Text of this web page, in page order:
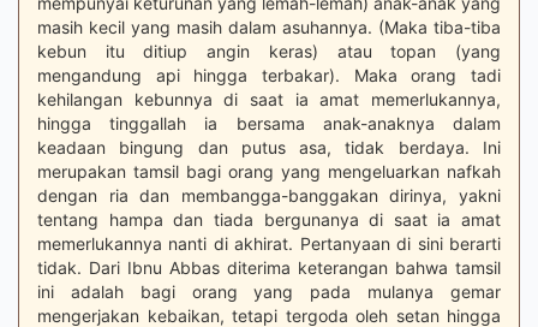
masih kecil yang masih dalam asuhannya. (Maka tiba-tiba
kebun itu ditiup angin keras) atau topan (yang
mengandung api hingga terbakar). Maka orang tadi
kehilangan kebunnya di saat ia amat memerlukannya,
hingga tinggallah ia bersama anak-anaknya dalam
keadaan bingung dan putus asa, tidak berdaya. Ini
merupakan tamsil bagi orang yang mengeluarkan nafkah
dengan ria dan membangga-banggakan dirinya, yakni
tentang hampa dan tiada bergunanya di saat ia amat
memerlukannya nanti di akhirat. Pertanyaan di sini berarti
tidak. Dari Ibnu Abbas diterima keterangan bahwa tamsil
ini adalah bagi orang yang pada mulanya gemar
mengerjakan kebaikan, tetapi tergoda oleh setan hingga